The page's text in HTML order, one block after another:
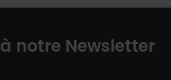
notre Newsletter